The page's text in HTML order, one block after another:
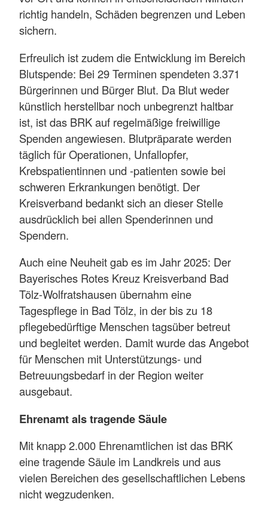
richtig handeln, Schäden begrenzen und Leben
sichern.
Erfreulich ist zudem die Entwicklung im Bereich
Blutspende: Bei 29 Terminen spendeten 3.371
Bürgerinnen und Bürger Blut. Da Blut weder
künstlich herstellbar noch unbegrenzt haltbar
ist, ist das BRK auf regelmäßige freiwillige
Spenden angewiesen. Blutpräparate werden
täglich für Operationen, Unfallopfer,
Krebspatientinnen und -patienten sowie bei
schweren Erkrankungen benötigt. Der
Kreisverband bedankt sich an dieser Stelle
ausdrücklich bei allen Spenderinnen und
Spendern.
Auch eine Neuheit gab es im Jahr 2025: Der
Bayerisches Rotes Kreuz Kreisverband Bad
Tölz-Wolfratshausen übernahm eine
Tagespflege in Bad Tölz, in der bis zu 18
pflegebedürftige Menschen tagsüber betreut
und begleitet werden. Damit wurde das Angebot
für Menschen mit Unterstützungs- und
Betreuungsbedarf in der Region weiter
ausgebaut.
Ehrenamt als tragende Säule
Mit knapp 2.000 Ehrenamtlichen ist das BRK
eine tragende Säule im Landkreis und aus
vielen Bereichen des gesellschaftlichen Lebens
nicht wegzudenken.